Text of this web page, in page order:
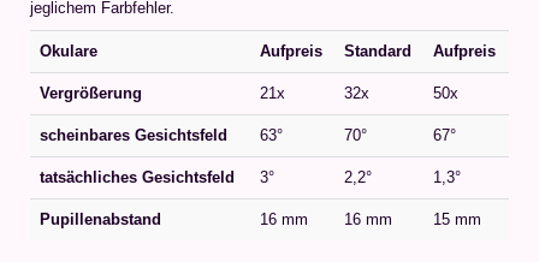
jeglichem Farbfehler.
Okulare Aufpreis Standard Aufpreis
Vergrößerung 21x 32x 50x
scheinbares Gesichtsfeld 63° 70° 67°
tatsächliches Gesichtsfeld 3° 2,2° 1,3°
Pupillenabstand 16 mm 16 mm 15 mm